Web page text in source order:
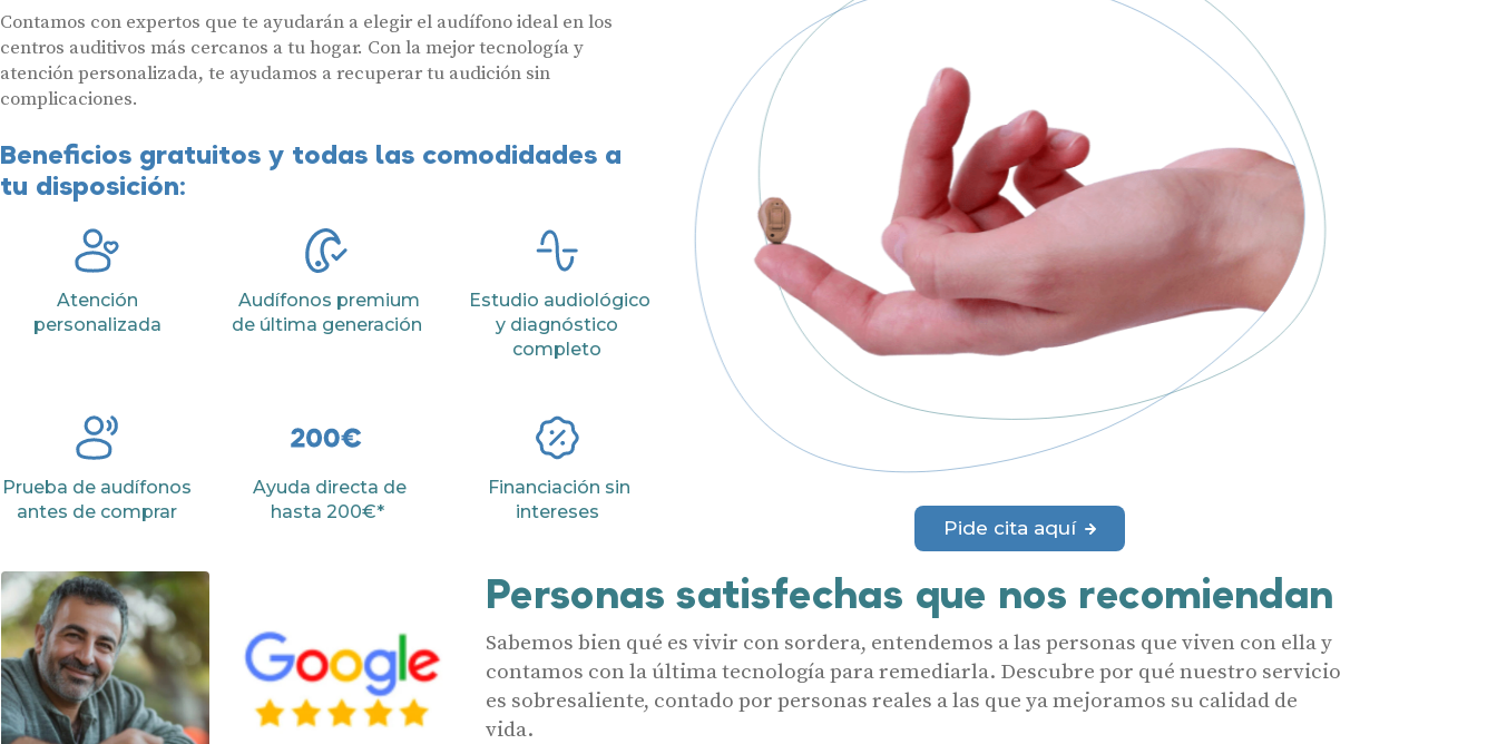
Contamos con expertos que te ayudarán a elegir el audífono ideal en los
centros auditivos más cercanos a tu hogar. Con la mejor tecnología y
atención personalizada, te ayudamos a recuperar tu audición sin
complicaciones.
Beneficios gratuitos y todas las comodidades a
tu disposición:
Atención
personalizada
Audífonos premium
de última generación
Estudio audiológico
y diagnóstico
completo
Prueba de audífonos
antes de comprar
Ayuda directa de
hasta 200€*
Financiación sin
intereses
Pide cita aquí
Personas satisfechas que nos recomiendan
Sabemos bien qué es vivir con sordera, entendemos a las personas que viven con ella y
contamos con la última tecnología para remediarla. Descubre por qué nuestro servicio
es sobresaliente, contado por personas reales a las que ya mejoramos su calidad de
vida.
Audífonos
Gafas auditivas
Centros Auditivos
Servicios
Ayudas y subvenciones
Hasta un 60% de descuento en tus audífonos
Nombre
Teléfono
Condiciones de uso.
Acepto la cesión de estos datos a empresas colaboradoras de Miaudífono para poder ofrecer los servicios
solicitados, según se detalla en nuestras Condiciones de uso
Al hacer click en «Contáctanos» declaras haber leído y aceptado nuestra